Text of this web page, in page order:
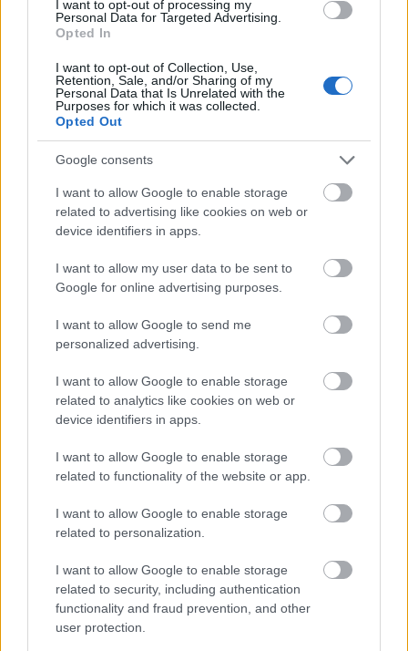
I want to opt-out of processing my
Personal Data for Targeted Advertising.
Opted In
I want to opt-out of Collection, Use,
Retention, Sale, and/or Sharing of my
Personal Data that Is Unrelated with the
Purposes for which it was collected.
Opted Out
Google consents
I want to allow Google to enable storage
related to advertising like cookies on web or
device identifiers in apps.
I want to allow my user data to be sent to
Google for online advertising purposes.
I want to allow Google to send me
personalized advertising.
I want to allow Google to enable storage
related to analytics like cookies on web or
device identifiers in apps.
I want to allow Google to enable storage
related to functionality of the website or app.
I want to allow Google to enable storage
related to personalization.
I want to allow Google to enable storage
related to security, including authentication
functionality and fraud prevention, and other
user protection.
állapotfelmérést, a művelet nagyon is hasonlít
ahhoz, sőt, az esetlegesen felmerül költségek is
hasonló nagyságrenddel bírhatnak..
Ne bízzunk vakon az eladóban, ha azt mondja:
óra szépen jár!"Sok esetben számunkra ez azzal a
mondattal egyenértékű, hogy:az a szép ebben az
órában, hogy még ilyen leromlott műszaki állapotban
A Pesti Órás frissen megnyílt szervize profi
felszereléssel, szakértő csapattal és barátságos
árakkal várja óráitokat a belvárosban. Legyen szó
szervizelésről, vagy a fenti tevékenységekről, vagy
csak szívesen beszélgetnél az órák világát ismerő
emberekkel: szívesen látunk a belvárosi
üzletünkben!
Elérhetőségek:
1136. Budapest, Kresz Géza u. 30. (Balzac utca /
www.pestioras.huFacebook:
:https://www.instagram.com/pestioras/